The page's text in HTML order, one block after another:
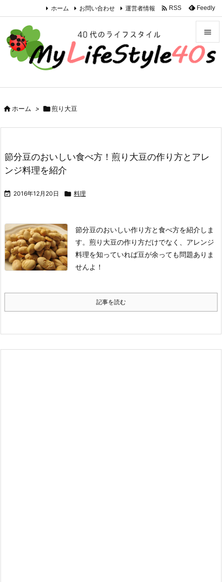


メニュ
サイド


ホーム お問い合わせ 運営者情報  RSS Feedly
ホーム > 煎り大豆
節分豆のおいしい食べ方！煎り大豆の作り方とアレ
ンジ料理を紹介
 2016年12月20日  料理
節分豆のおいしい作り方と食べ方を紹介しま
す。煎り大豆の作り方だけでなく、アレンジ
料理を知っていれば豆が余っても問題ありま
せんよ！
記事を読む